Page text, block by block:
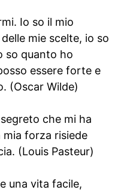
Io so il mio
mie scelte, io so
so quanto ho
essere forte e
(Oscar Wilde)
che mi ha
forza risiede
(Louis Pasteur)
una vita facile,